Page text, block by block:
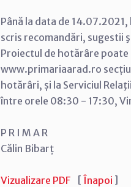
Până la data de
scris recomandări, sugestii
Proiectul de hotărâre poate
www.primariaarad.ro
hotărâri, și la Serviciul
între orele 08:30 - 17:30,
P R I M A R
Călin Bibarț
Vizualizare PDF [ Înapoi ]